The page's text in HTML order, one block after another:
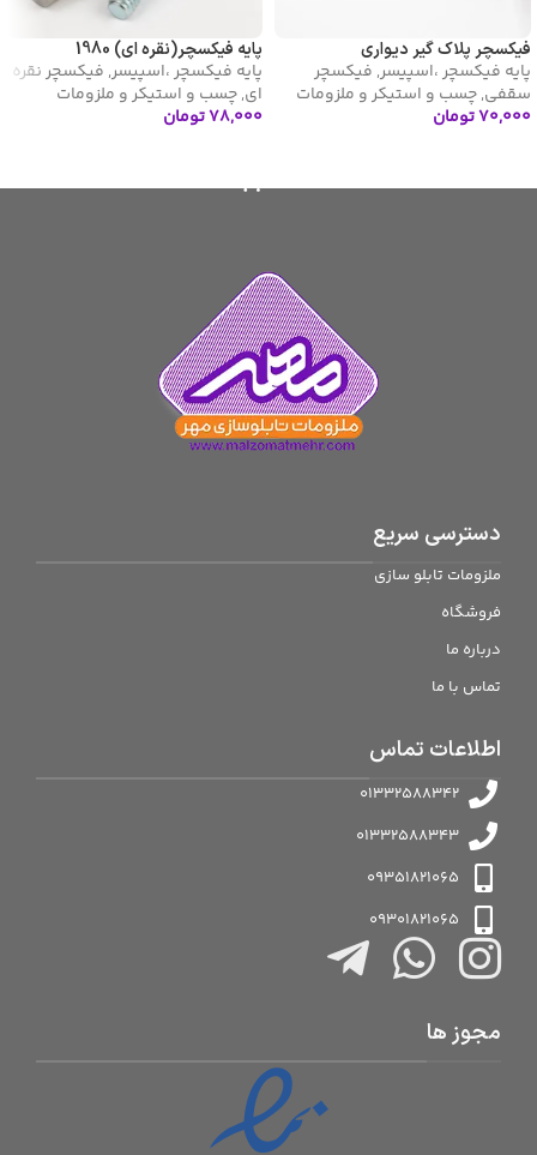
فیکسچر پلاک گیر دیواری
پایه فیکسچر ،اسپیسر, فیکسچر
سقفی,چسب و استیکر و ملزومات
۷۰,۰۰۰تومان
پایه فیکسچر(نقره ای) 1980
پایه فیکسچر ،اسپیسر, فیکسچر نقره
ای,چسب و استیکر و ملزومات
۷۸,۰۰۰تومان
دسترسی سریع
ملزومات تابلو سازی
فروشگاه
درباره ما
تماس با ما
اطلاعات تماس
01332588342
01332588343
09351821065
09301821065
مجوز ها